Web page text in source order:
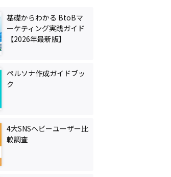
基礎からわかる BtoBマ
ーケティング実践ガイド
【2026年最新版】
ペルソナ作成ガイドブッ
ク
4大SNSヘビーユーザー比
較調査